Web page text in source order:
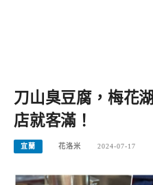
刀山臭豆腐，梅花
店就客滿！
宜蘭 花洛米 2024-07-17